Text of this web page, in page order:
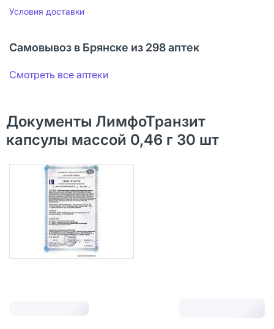
Условия доставки
Самовывоз в Брянске из 298 аптек
Смотреть все аптеки
Документы ЛимфоТранзит
капсулы массой 0,46 г 30 шт